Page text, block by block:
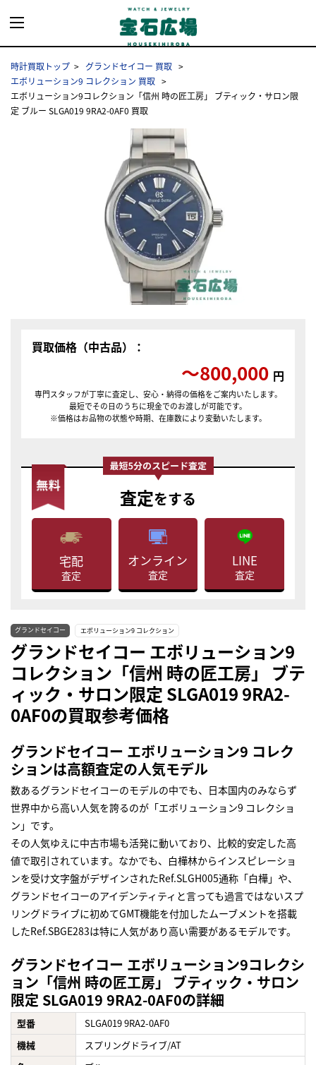
時計買取トップ
グランドセイコー 買取
エボリューション9 コレクション 買取
エボリューション9コレクション「信州 時の匠工房」 ブティック・サロン限
定 ブルー SLGA019 9RA2-0AF0 買取
買取価格（中古品）：
〜800,000 円
専門スタッフが丁寧に査定し、安心・納得の価格をご案内いたします。
最短でその日のうちに現金でのお渡しが可能です。
※価格はお品物の状態や時期、在庫数により変動いたします。
査定をする
宅配
査定
オンライン
査定
LINE
査定
グランドセイコー エボリューション9 コレクション
グランドセイコー エボリューション9
コレクション「信州 時の匠工房」 ブテ
ィック・サロン限定 SLGA019 9RA2-
0AF0の買取参考価格
グランドセイコー エボリューション9 コレク
ションは高額査定の人気モデル
数あるグランドセイコーのモデルの中でも、日本国内のみならず
世界中から高い人気を誇るのが「エボリューション9 コレクショ
ン」です。
その人気ゆえに中古市場も活発に動いており、比較的安定した高
値で取引されています。なかでも、白樺林からインスピレーショ
ンを受け文字盤がデザインされたRef.SLGH005通称「白樺」や、
グランドセイコーのアイデンティティと言っても過言ではないスプ
リングドライブに初めてGMT機能を付加したムーブメントを搭載
したRef.SBGE283は特に人気があり高い需要があるモデルです。
グランドセイコー エボリューション9コレクシ
ョン「信州 時の匠工房」 ブティック・サロン
限定 SLGA019 9RA2-0AF0の詳細
型番
SLGA019 9RA2-0AF0
機械
スプリングドライブ/AT